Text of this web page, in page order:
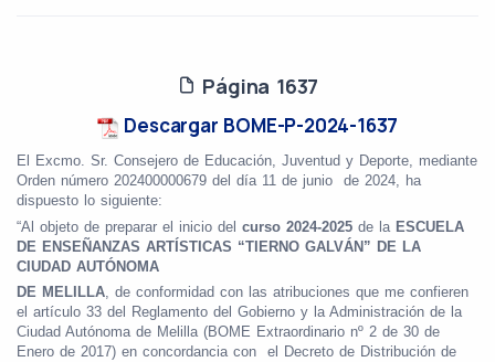
Página 1637
Descargar BOME-P-2024-1637
El Excmo. Sr. Consejero de Educación, Juventud y Deporte, mediante
Orden número 202400000679 del día 11 de junio de 2024, ha
dispuesto lo siguiente:
“Al objeto de preparar el inicio del curso 2024-2025 de la ESCUELA
DE ENSEÑANZAS ARTÍSTICAS “TIERNO GALVÁN” DE LA
CIUDAD AUTÓNOMA
DE MELILLA, de conformidad con las atribuciones que me confieren
el artículo 33 del Reglamento del Gobierno y la Administración de la
Ciudad Autónoma de Melilla (BOME Extraordinario nº 2 de 30 de
Enero de 2017) en concordancia con el Decreto de Distribución de